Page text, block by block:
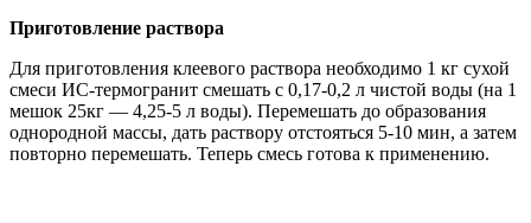
Приготовление раствора
Для приготовления клеевого раствора необходимо 1 кг сухой
смеси ИС-термогранит смешать с 0,17-0,2 л чистой воды (на 1
мешок 25кг — 4,25-5 л воды). Перемешать до образования
однородной массы, дать раствору отстояться 5-10 мин, а затем
повторно перемешать. Теперь смесь готова к применению.